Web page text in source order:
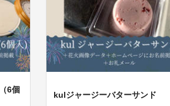
6個
kulジャージーバターサンド